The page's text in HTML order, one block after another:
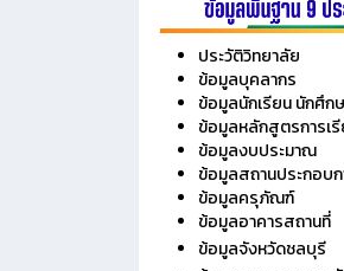
ประวัติวิทยาลัย
ข้อมูลบุคลากร
ข้อมูลนักเรียน นักศึก
ข้อมูลหลักสูตรการเ
ข้อมูลงบประมาณ
ข้อมูลสถานประกอบก
ข้อมูลครุภัณฑ์
ข้อมูลอาคารสถานที่
ข้อมูลจังหวัดชลบุรี